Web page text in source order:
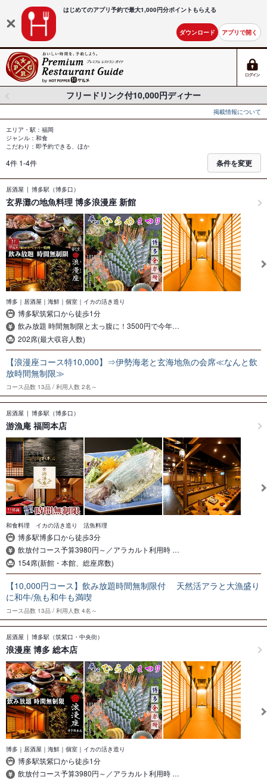
はじめてのアプリ予約で最大1,000円分ポイントもらえる
ダウンロード アプリで開く
フリードリンク付10,000円ディナー
掲載情報について
エリア・駅：福岡
ジャンル：和食
こだわり：即予約できる、ほか
4件 1-4件 条件を変更
居酒屋 博多駅（博多口）
玄界灘の地魚料理 博多浪漫座 新館
博多｜居酒屋｜海鮮｜個室｜イカの活き造り
博多駅筑紫口から徒歩1分
飲み放題 時間無制限と太っ腹に！3500円で今年…
202席(最大収容人数)
【浪漫座コース特10,000】⇒伊勢海老と玄海地魚の会席≪なんと飲
放時間無制限≫
コース品数 13品 利用人数 2名～
居酒屋 博多駅（博多口）
游漁庵 福岡本店
和食料理 イカの活き造り 活魚料理
博多駅博多口から徒歩3分
飲放付コース予算3980円～／アラカルト利用時 …
154席(新館・本館、総座席数)
【10,000円コース】飲み放題時間無制限付 天然活アラと大漁盛り
に和牛/魚も和牛も満喫
コース品数 13品 利用人数 4名～
居酒屋 博多駅（筑紫口・中央街）
浪漫座 博多 総本店
博多｜居酒屋｜海鮮｜個室｜イカの活き造り
博多駅筑紫口から徒歩1分
飲放付コース予算3980円～／アラカルト利用時 …